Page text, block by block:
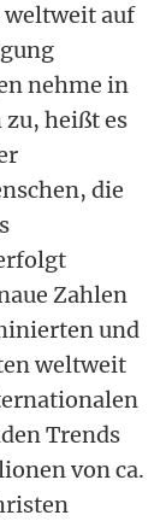
weltweit auf
nehme in
heißt es
die
Zahlen
und
weltweit
Trends
von ca.